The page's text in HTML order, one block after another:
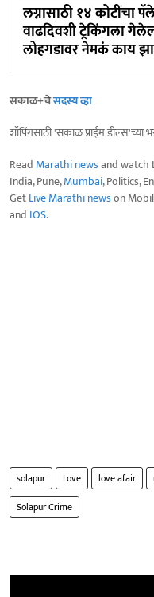
लग्नासाठी १४ कोटींचा
वाढदिवशी ट्रेकिंगला
लोहगडावर नेमकं काय
सकाळ+चेसदस्य व्हा
शॉपिंगसाठी 'सकाळ प्राईम डील्स'च्या
Read Marathi newsand watch
India, Pune,Mumbai, Politics,
GetLive Marathi newson
and IOS.
solapur Love love afair
Solapur Crime